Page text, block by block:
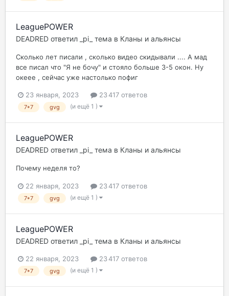
LeaguePOWER
DEADRED ответил _pi_ тема в Кланы и альянсы
Сколько лет писали , сколько видео скидывали .... А мад
все писал что "Я не бочу" и стояло больше 3-5 окон. Ну
океее , сейчас уже настолько пофиг
23 января, 2023 23 417 ответов
7*7 gvg (и ещё 1 )
LeaguePOWER
DEADRED ответил _pi_ тема в Кланы и альянсы
Почему неделя то?
22 января, 2023 23 417 ответов
7*7 gvg (и ещё 1 )
LeaguePOWER
DEADRED ответил _pi_ тема в Кланы и альянсы
22 января, 2023 23 417 ответов
7*7 gvg (и ещё 1 )